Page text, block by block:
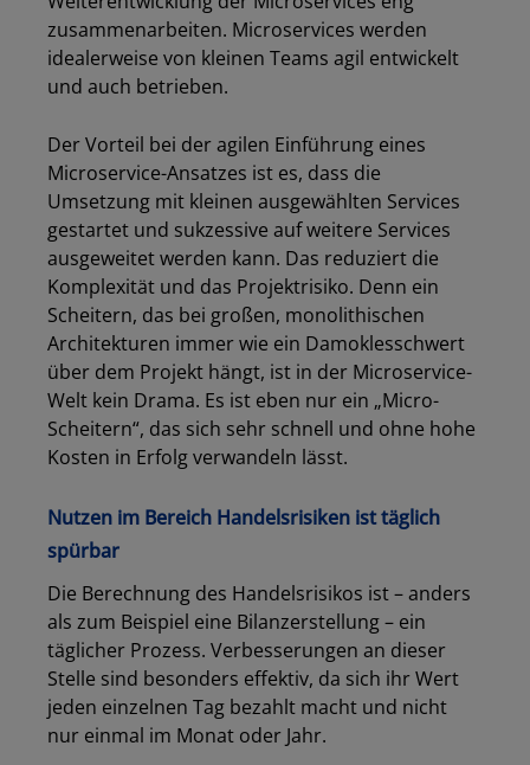
zusammenarbeiten. Microservices werden
idealerweise von kleinen Teams agil entwickelt
und auch betrieben.
Der Vorteil bei der agilen Einführung eines
Microservice-Ansatzes ist es, dass die
Umsetzung mit kleinen ausgewählten Services
gestartet und sukzessive auf weitere Services
ausgeweitet werden kann. Das reduziert die
Komplexität und das Projektrisiko. Denn ein
Scheitern, das bei großen, monolithischen
Architekturen immer wie ein Damoklesschwert
über dem Projekt hängt, ist in der Microservice-
Welt kein Drama. Es ist eben nur ein „Micro-
Scheitern“, das sich sehr schnell und ohne hohe
Kosten in Erfolg verwandeln lässt.
Nutzen im Bereich Handelsrisiken ist täglich
spürbar
Die Berechnung des Handelsrisikos ist – anders
als zum Beispiel eine Bilanzerstellung – ein
täglicher Prozess. Verbesserungen an dieser
Stelle sind besonders effektiv, da sich ihr Wert
jeden einzelnen Tag bezahlt macht und nicht
nur einmal im Monat oder Jahr.
Los